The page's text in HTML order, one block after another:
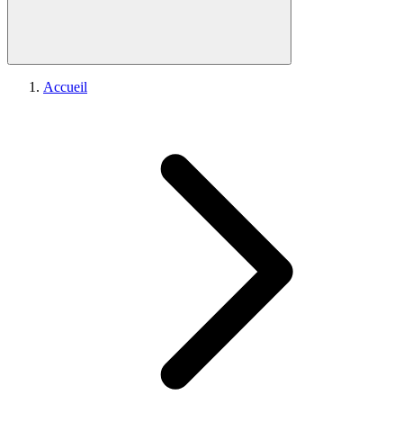
Accueil